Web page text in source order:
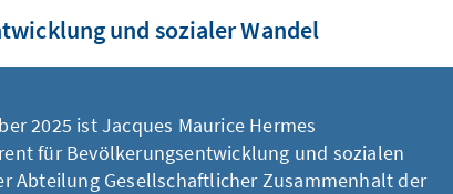
und sozialer Wandel
2025 ist Jacques Maurice Hermes
für Bevölkerungsentwicklung und sozialen
Abteilung Gesellschaftlicher Zusammenhalt der